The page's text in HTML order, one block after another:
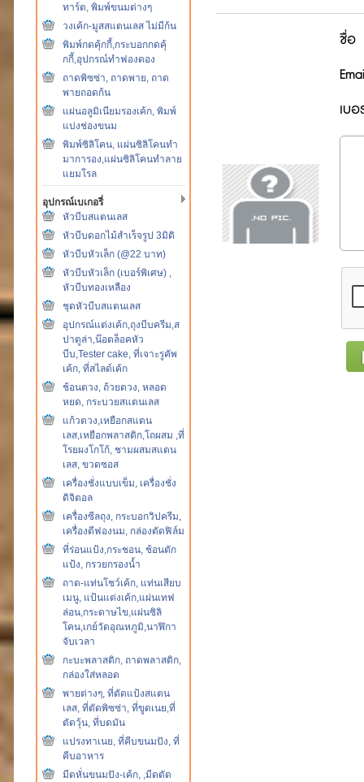
ทาร์ต, พิมพ์ขนมต่างๆ
วงเค้ก-มูสสแตนเลส ไม่มีก้น
พิมพ์กดคุ้กกี้,กระบอกกดคุ้
กกี้,อุปกรณ์ทำฟองดอง
ถาดพิซซ่า, ถาดพาย, ถาด
พายถอดก้น
แผ่นอลูมิเนียมรองเค้ก, พิมพ์
แบ่งช่องขนม
พิมพ์ซิลิโคน, แผ่นซิลิโคนทำ
มาการอง,แผ่นซิลิโคนทำลาย
แยมโรล
อุปกรณ์เบเกอรี่
หัวบีบสแตนเลส
หัวบีบดอกไม้สำเร็จรูป 3มิติ
หัวบีบหัวเล็ก (@22 บาท)
หัวบีบหัวเล็ก (เบอร์พิเศษ) ,
หัวบีบทองเหลือง
ชุดหัวบีบสแตนเลส
อุปกรณ์แต่งเค้ก,ถุงบีบครีม,ส
ปาตูล่า,น๊อตล็อคหัว
บีบ,Tester cake, ที่เจาะรูคัพ
เค้ก, ที่สไลด์เค้ก
ช้อนตวง, ถ้วยตวง, หลอด
หยด, กระบวยสแตนเลส
แก้วตวง,เหยือกสแตน
เลส,เหยือกพลาสติก,โถผสม ,ที่
โรยผงโกโก้, ชามผสมสแตน
เลส, ขวดซอส
เครื่องชั่งแบบเข็ม, เครื่องชั่ง
ดิจิตอล
เครื่องซีลถุง, กระบอกวิปครีม,
เครื่องตีฟองนม, กล่องตัดฟิล์ม
ที่ร่อนแป้ง,กระชอน, ช้อนตัก
แป้ง, กรวยกรองน้ำ
ถาด-แท่นโชว์เค้ก, แท่นเสียบ
เมนู, แป้นแต่งเค้ก,แผ่นเทฟ
ล่อน,กระดาษไข,แผ่นซิลิ
โคน,เกย์วัดอุณหภูมิ,นาฬิกา
จับเวลา
กะบะพลาสติก, ถาดพลาสติก,
กล่องใส่หลอด
พายต่างๆ, ที่ตัดแป้งสแตน
เลส, ที่ตัดพิซซ่า, ที่ขูดเนย,ที่
ตัดวุ้น, ที่บดมัน
แปรงทาเนย, ที่คีบขนมปัง, ที่
คีบอาหาร
มีดหั่นขนมปัง-เค้ก, ,มีดตัด
ชื่อ
เบ